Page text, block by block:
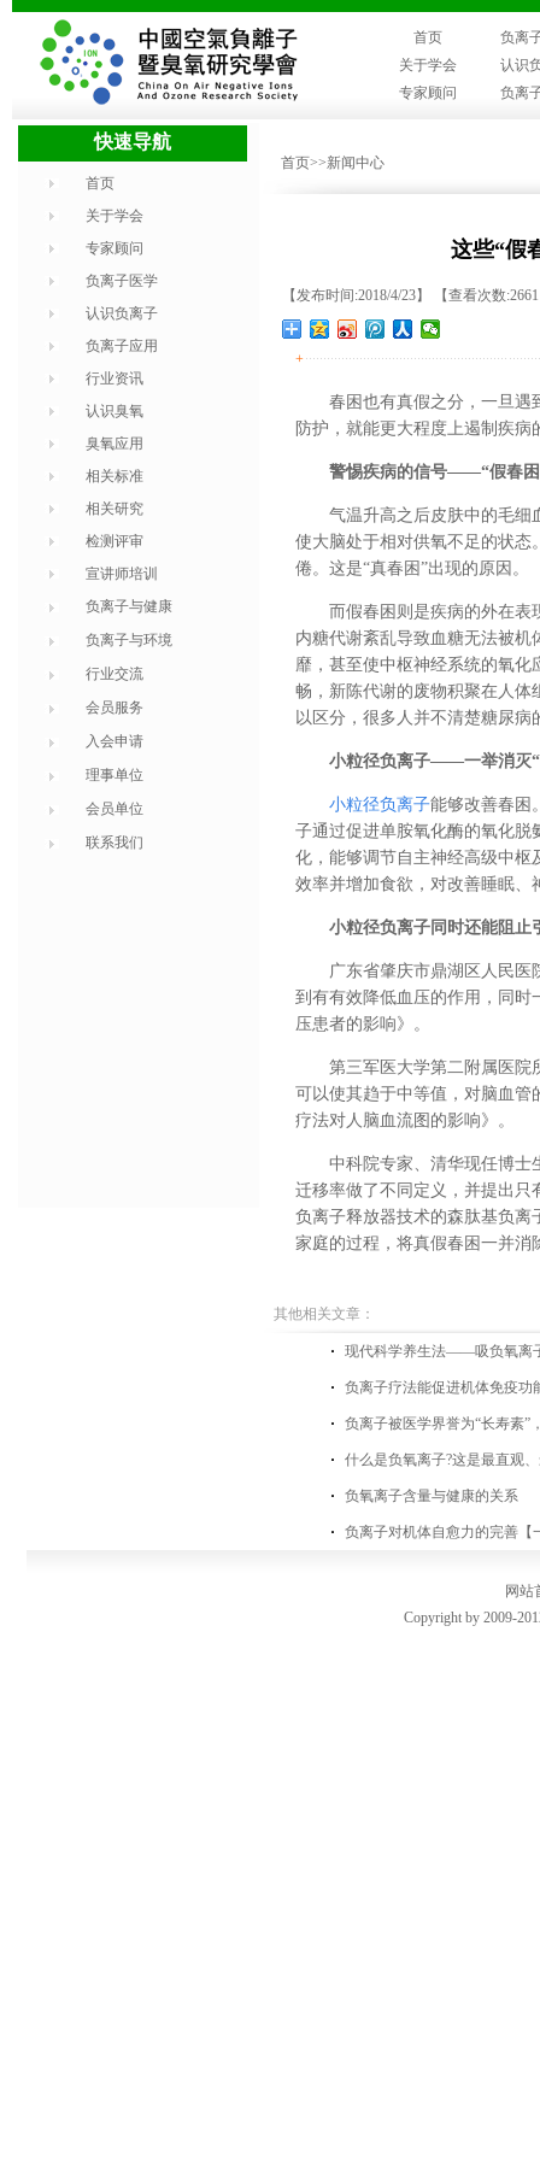
首页
负离
关于学会
认识
专家顾问
负离
快速导航
首页
关于学会
专家顾问
负离子医学
认识负离子
负离子应用
行业资讯
认识臭氧
臭氧应用
相关标准
相关研究
检测评审
宣讲师培训
负离子与健康
负离子与环境
行业交流
会员服务
入会申请
理事单位
会员单位
联系我们
首页>>新闻中心
这些“假
【发布时间:2018/4/23】 【查看次数
+
春困也有真假之分，一旦遇
防护，就能更大程度上遏制疾病
警惕疾病的信号——“假春
气温升高之后皮肤中的毛细
使大脑处于相对供氧不足的状态
倦。这是“真春困”出现的原因。
而假春困则是疾病的外在表
内糖代谢紊乱导致血糖无法被
靡，甚至使中枢神经系统的氧
畅，新陈代谢的废物积聚在人体
以区分，很多人并不清楚糖尿病
小粒径负离子——一举消灭“
小粒径负离子能够改善春困
子通过促进单胺氧化酶的氧化脱
化，能够调节自主神经高级中枢
效率并增加食欲，对改善睡眠、
小粒径负离子同时还能阻止
广东省肇庆市鼎湖区人民医
到有有效降低血压的作用，同时
压患者的影响》。
第三军医大学第二附属医院
可以使其趋于中等值，对脑血管
疗法对人脑血流图的影响》。
中科院专家、清华现任博士
迁移率做了不同定义，并提出只
负离子释放器技术的森肽基负离
家庭的过程，将真假春困一并消
其他相关文章：
现代科学养生法——吸负氧离
负离子疗法能促进机体免疫功
负离子被医学界誉为“长寿素”
什么是负氧离子?这是最直观
负氧离子含量与健康的关系
负离子对机体自愈力的完善【
网站
Copyright by 2009-